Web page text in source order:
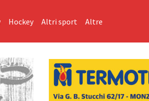
Hockey Altri sport Altre